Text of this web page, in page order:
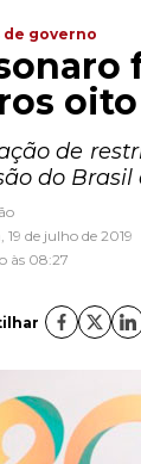
de governo
oito
de
do Brasil
19 de julho de 2019
às 08:27